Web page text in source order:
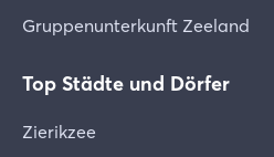
Gruppenunterkunft Zeeland
Top Städte und Dörfer
Zierikzee